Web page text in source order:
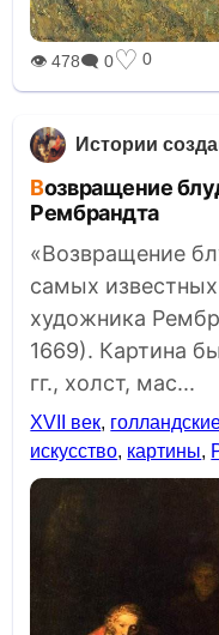
👁 478🗨 0♡ 0
Истории
Возвращение блудного сына картина
Рембрандта
«Возвращение
самых известных
художника
1669). Картина
гг., холст, мас...
XVII век,
искусство, картины,